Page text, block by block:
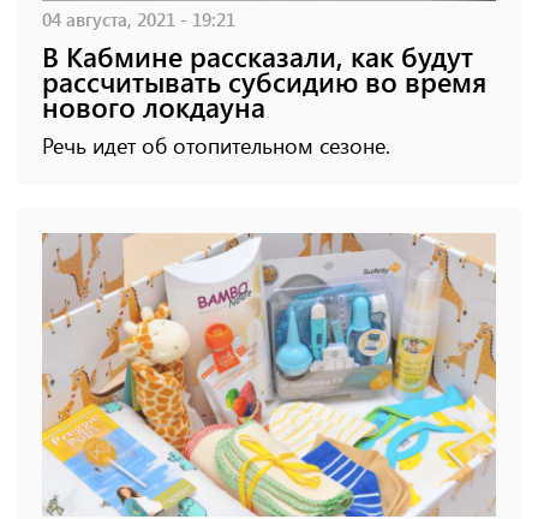
04 августа, 2021 - 19:21
В Кабмине рассказали, как будут
рассчитывать субсидию во время
нового локдауна
Речь идет об отопительном сезоне.